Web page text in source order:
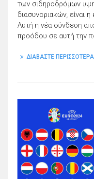
των σιδηροδρόμων
διασυνοριακών, είναι
Αυτή η νέα σύνδεση
προόδου σε αυτή την
ΔΙΑΒΑΣΤΕ ΠΕΡΙΣΣΟΤΕΡΑ